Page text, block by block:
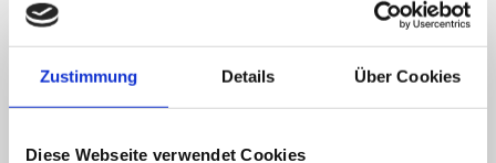
Zustimmung Details Über Cookies
Diese Webseite verwendet Cookies
Leistungskomplex 12
Begleitung bei Aktivitäten
außerhalb der Wohnung
29,90 €